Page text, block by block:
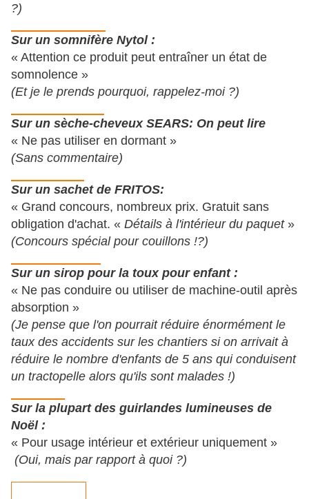
?)
Sur un somnifère Nytol :
« Attention ce produit peut entraîner un état de
somnolence »
(Et je le prends pourquoi, rappelez-moi ?)
Sur un sèche-cheveux SEARS: On peut lire
« Ne pas utiliser en dormant »
(Sans commentaire)
Sur un sachet de FRITOS:
« Grand concours, nombreux prix. Gratuit sans
obligation d'achat. « Détails à l'intérieur du paquet»
(Concours spécial pour couillons !?)
Sur un sirop pour la toux pour enfant :
« Ne pas conduire ou utiliser de machine-outil après
absorption »
(Je pense que l'on pourrait réduire énormément le
taux des accidents sur les chantiers si on arrivait à
réduire le nombre d'enfants de 5 ans qui conduisent
un tractopelle alors qu'ils sont malades !)
Sur la plupart des guirlandes lumineuses de
Noël :
« Pour usage intérieur et extérieur uniquement »
(Oui, mais par rapport à quoi ?)